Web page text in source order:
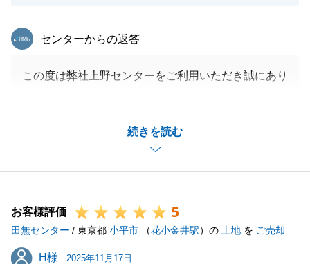
続きを読む
東急リバブル
センターからの返答
この度は弊社上野センターをご利用いただき誠にあり
いただいた内容については改善の上、より分かりやす
いご説明ができるように心がけてまいります。
お客様評価 5
田無センター / 東京都 小平市 （花小金井駅）の 土地 を ご売却
H様
H様 2025年11月17日